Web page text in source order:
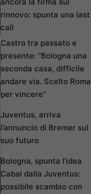
rinnovo: spunta una last
call
Castro tra passato e
presente: “Bologna una
seconda casa, difficile
andare via. Scelto Roma
per vincere”
Juventus, arriva
l’annuncio di Bremer sul
suo futuro
Bologna, spunta l’idea
Cabal dalla Juventus:
possibile scambio con